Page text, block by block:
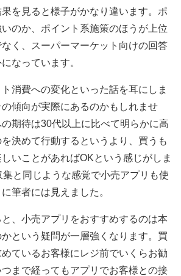
を見ると様子がかなり違います。ポ
のか、ポイント系施策のほうが上位
く、スーパーマーケット向けの回答
なっています。
消費への変化といった話を耳にしま
傾向が実際にあるのかもしれませ
期待は30代以上に比べて明らかに高
決めて行動するというより、買うも
いことがあればOKという感じがしま
と同じような感覚で小売アプリも使
筆者には見えました。
、小売アプリをおすすめするのは本
という疑問が一層強くなります。買
ているお客様にレジ前でいくらお勧
まで経ってもアプリでお客様との接